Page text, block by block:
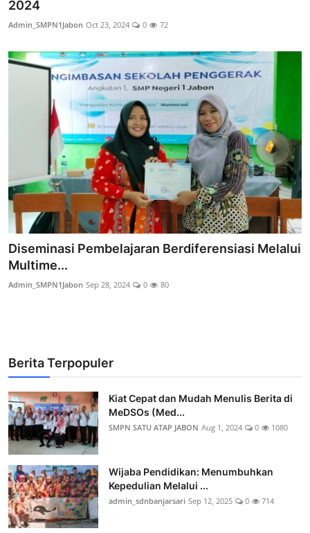
2024
Admin_SMPN1Jabon Oct 23, 2024 0 72
Diseminasi Pembelajaran Berdiferensiasi Melalui
Multime...
Admin_SMPN1Jabon Sep 28, 2024 0 80
Berita Terpopuler
Kiat Cepat dan Mudah Menulis Berita di
MeDSOs (Med...
SMPN SATU ATAP JABON Aug 1, 2024 0 1080
Wijaba Pendidikan: Menumbuhkan
Kepedulian Melalui ...
admin_sdnbanjarsari Sep 12, 2025 0 714